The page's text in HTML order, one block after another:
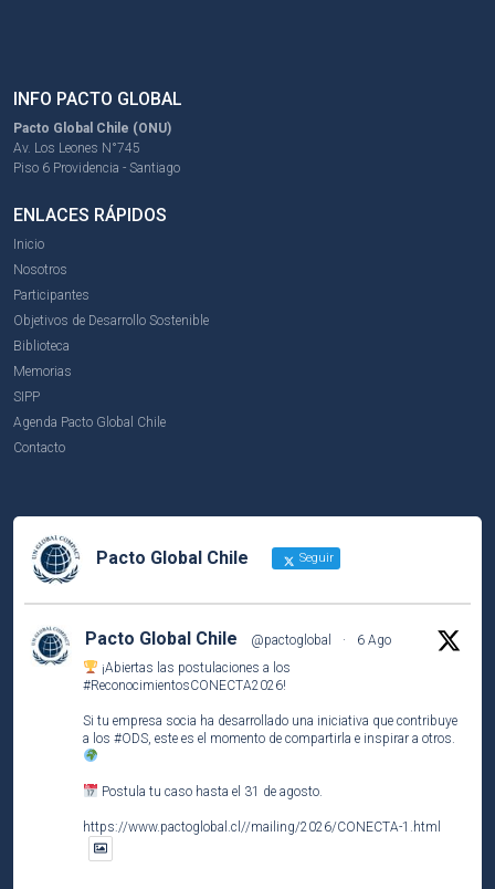
INFO PACTO GLOBAL
Pacto Global Chile (ONU)
Av. Los Leones N°745
Piso 6 Providencia - Santiago
ENLACES RÁPIDOS
Inicio
Nosotros
Participantes
Objetivos de Desarrollo Sostenible
Biblioteca
Memorias
SIPP
Agenda Pacto Global Chile
Contacto
Pacto Global Chile Seguir
Pacto Global Chile @pactoglobal ·
6 Ago
¡Abiertas las postulaciones a los
#ReconocimientosCONECTA2026!
Si tu empresa socia ha desarrollado una iniciativa que contribuye
a los #ODS, este es el momento de compartirla e inspirar a otros.
Postula tu caso hasta el 31 de agosto.
https://www.pactoglobal.cl//mailing/2026/CONECTA-1.html